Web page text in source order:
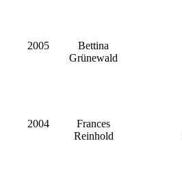
2005
Bettina
Grünewald
2004
Frances
Reinhold